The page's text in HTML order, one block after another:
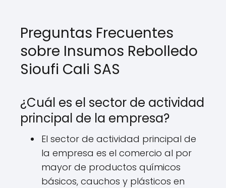
Preguntas Frecuentes
sobre Insumos Rebolledo
Sioufi Cali SAS
¿Cuál es el sector de actividad
principal de la empresa?
El sector de actividad principal de
la empresa es el comercio al por
mayor de productos químicos
básicos, cauchos y plásticos en